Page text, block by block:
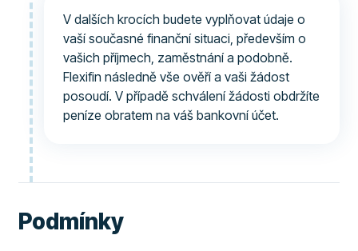
V dalších krocích budete vyplňovat údaje o
vaší současné finanční situaci, především o
vašich příjmech, zaměstnání a podobně.
Flexifin následně vše ověří a vaši žádost
posoudí. V případě schválení žádosti obdržíte
peníze obratem na váš bankovní účet.
Podmínky